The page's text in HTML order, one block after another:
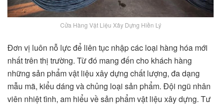
Cửa Hàng Vật Liệu Xây Dựng Hiền Lý
Đơn vị luôn nỗ lực để liên tục nhập các loại hàng hóa mới
nhất trên thị trường. Từ đó mang đến cho khách hàng
những sản phẩm vật liệu xây dựng chất lượng, đa dạng
mẫu mã, kiểu dáng và chủng loại sản phẩm. Đội ngũ nhân
viên nhiệt tình, am hiểu về sản phẩm vật liệu xây dựng. Tư